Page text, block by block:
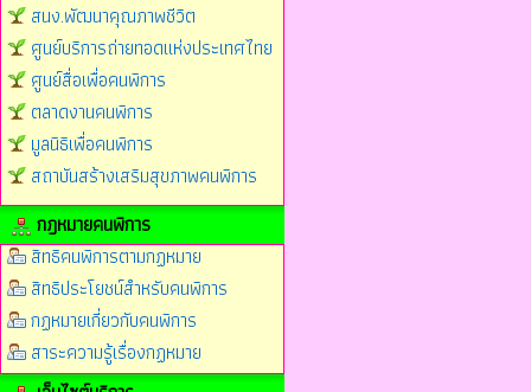
สนง.พัฒนาคุณภาพชีวิต
ศูนย์บริการถ่ายทอดแห่งประเทศไทย
ศูนย์สื่อเพื่อคนพิการ
ตลาดงานคนพิการ
มูลนิธิเพื่อคนพิการ
สถาบันสร้างเสริมสุขภาพคนพิการ
กฎหมายคนพิการ
สิทธิคนพิการตามกฏหมาย
สิทธิประโยชน์สำหรับคนพิการ
กฏหมายเกี่ยวกับคนพิการ
สาระความรู้เรื่องกฏหมาย